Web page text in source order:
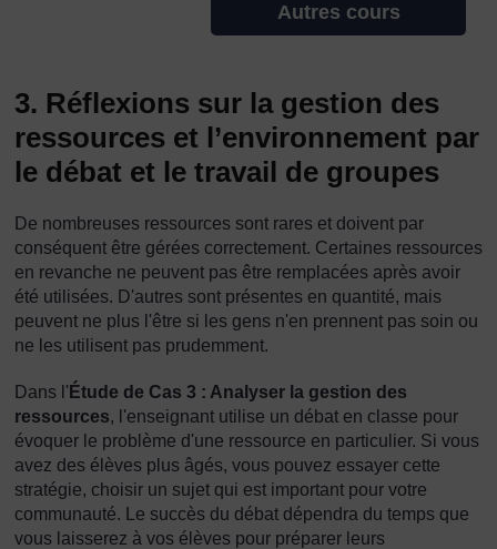
Autres cours
3. Réflexions sur la gestion des
ressources et l’environnement par
le débat et le travail de groupes
De nombreuses ressources sont rares et doivent par
conséquent être gérées correctement. Certaines ressources
en revanche ne peuvent pas être remplacées après avoir
été utilisées. D'autres sont présentes en quantité, mais
peuvent ne plus l'être si les gens n'en prennent pas soin ou
ne les utilisent pas prudemment.
Dans l' Étude de Cas 3 : Analyser la gestion des
ressources, l'enseignant utilise un débat en classe pour
évoquer le problème d'une ressource en particulier. Si vous
avez des élèves plus âgés, vous pouvez essayer cette
stratégie, choisir un sujet qui est important pour votre
communauté. Le succès du débat dépendra du temps que
vous laisserez à vos élèves pour préparer leurs